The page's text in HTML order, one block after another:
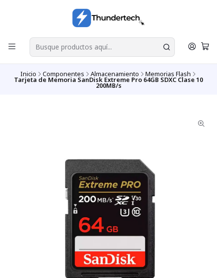
Inicio Componentes Almacenamiento Memorias Flash
Tarjeta de Memoria SanDisk Extreme Pro 64GB SDXC Clase 10
200MB/s